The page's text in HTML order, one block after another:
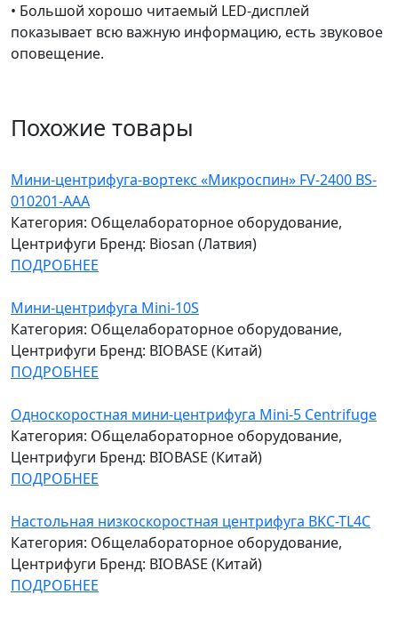
• Большой хорошо читаемый LED-дисплей
показывает всю важную информацию, есть звуковое
оповещение.
Похожие товары
Мини-центрифуга-вортекс «Микроспин» FV-2400 BS-
010201-AAA
Категория: Общелабораторное оборудование,
Центрифуги Бренд: Biosan (Латвия)
ПОДРОБНЕЕ
Мини-центрифуга Mini-10S
Категория: Общелабораторное оборудование,
Центрифуги Бренд: BIOBASE (Китай)
ПОДРОБНЕЕ
Односкоростная мини-центрифуга Mini-5 Centrifuge
Категория: Общелабораторное оборудование,
Центрифуги Бренд: BIOBASE (Китай)
ПОДРОБНЕЕ
Настольная низкоскоростная центрифуга BKC-TL4C
Категория: Общелабораторное оборудование,
Центрифуги Бренд: BIOBASE (Китай)
ПОДРОБНЕЕ